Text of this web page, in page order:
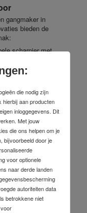
gangmaker in
bieden de
scharnier met
en stabiliteit.
locatie brengen.
draagcomfort voor
voetsteun zorgen
en olieachtige
3-voudig
stabiliteit en
die nodig zijn
hierbij aan producten
inloggegevens. Dit
Met jouw
die ons helpen om je
bijvoorbeeld door je
voor optionele
naar derde landen
autoriteiten data
betrokkene niet